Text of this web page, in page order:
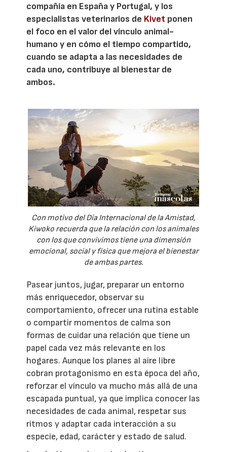
compañía en España y Portugal, y los
especialistas veterinarios de Kivet ponen
el foco en el valor del vínculo animal-
humano y en cómo el tiempo compartido,
cuando se adapta a las necesidades de
cada uno, contribuye al bienestar de
ambos.
Con motivo del Día Internacional de la Amistad,
Kiwoko recuerda que la relación con los animales
con los que convivimos tiene una dimensión
emocional, social y física que mejora el bienestar
de ambas partes.
Pasear juntos, jugar, preparar un entorno
más enriquecedor, observar su
comportamiento, ofrecer una rutina estable
o compartir momentos de calma son
formas de cuidar una relación que tiene un
papel cada vez más relevante en los
hogares. Aunque los planes al aire libre
cobran protagonismo en esta época del año,
reforzar el vínculo va mucho más allá de una
escapada puntual, ya que implica conocer las
necesidades de cada animal, respetar sus
ritmos y adaptar cada interacción a su
especie, edad, carácter y estado de salud.